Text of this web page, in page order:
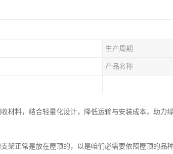
生产周期
产品名称
材料，结合轻量化设计，降低运输与安装成本，助力
架正常是放在屋顶的，以是咱们必需要依照屋顶的品